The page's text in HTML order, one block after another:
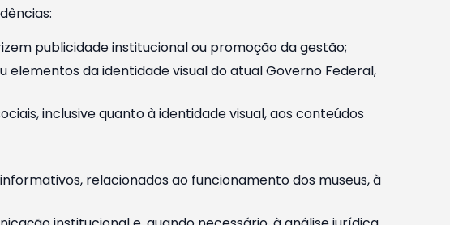
publicidade institucional ou promoção da gestão;
da identidade visual do atual Governo Federal,
inclusive quanto à identidade visual, aos conteúdos
relacionados ao funcionamento dos museus, à